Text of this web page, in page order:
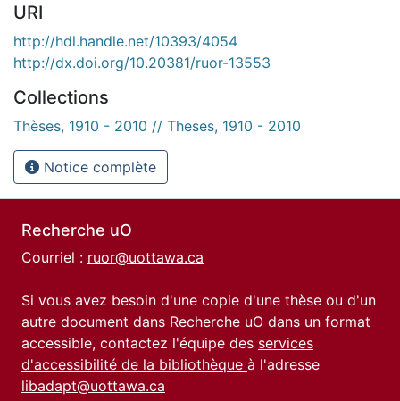
URI
http://hdl.handle.net/10393/4054
http://dx.doi.org/10.20381/ruor-13553
Collections
Thèses, 1910 - 2010 // Theses, 1910 - 2010
Notice complète
Recherche uO
Courriel : ruor@uottawa.ca
Si vous avez besoin d'une copie d'une thèse ou d'un
autre document dans Recherche uO dans un format
accessible, contactez l'équipe des services
d'accessibilité de la bibliothèque à l'adresse
libadapt@uottawa.ca